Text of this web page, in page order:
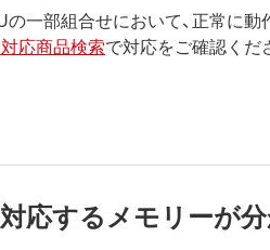
一部組合せにおいて、正常に動
応商品検索で対応をご確認くだ
応するメモリーが